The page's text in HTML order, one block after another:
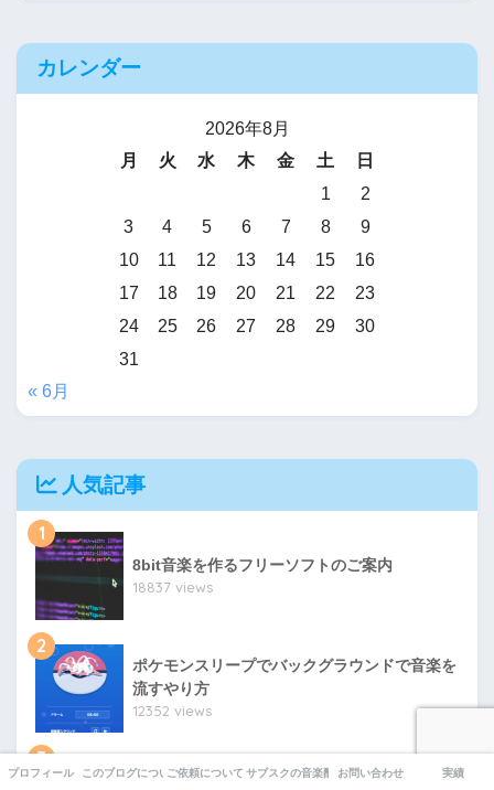
カレンダー
2026年8月
月
火 水 木 金 土
日
1
2
3
4 5 6 7 8
9
10
11 12 13 14 15
16
17
18 19 20 21 22
23
24
25 26 27 28 29
30
31
« 6月
人気記事
1
8bit音楽を作るフリーソフトのご案内
18837 views
2
ポケモンスリープでバックグラウンドで音楽を
流すやり方
12352 views
3
プロフィール このブログについてご依頼について サブスクの音楽配信について
お問い合わせ 実績